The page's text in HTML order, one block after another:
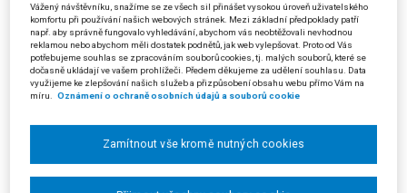
republiky tak postupovat nelze. Dále vytkla, že v napadeném rozhodnutí
není uveden údaj o hmotněprávním předpisu; proto je rozhodnutí
neplatné. Namítala také, že při kontrole účelovédotacenemohl finanční
úřad jako správce daně postupovat dle daňového řádu, což vyplývá z §
32 zák. č. 320/2001 Sb., o finanční kontrole. Rozhodnutí tak bylo vydáno
na základě důkazních prostředků získaných nezákonným způsobem. I
úřad v rozporu s jeho § 16 odst. 4 písm. f), neboť se ve zprávě o daňové
kontrole nevypořádal s námitkou a návrhem žalobkyně. Dalším důvodem
2 odst. 1, 3 a 9 daňového řádu: závěr o neoprávněnosti čerpání
Vážený návštěvníku, snažíme se ze všech sil přinášet vysokou úroveň uživatelského
komfortu při používání našich webových stránek. Mezi základní předpoklady patří
např. aby správně fungovalo vyhledávání, abychom vás neobtěžovali nevhodnou
reklamou nebo abychom měli dostatek podnětů, jak web vylepšovat. Proto od Vás
potřebujeme souhlas se zpracováním souborů cookies, tj. malých souborů, které se
dočasně ukládají ve vašem prohlížeči. Předem děkujeme za udělení souhlasu. Data
využijeme ke zlepšování našich služeb a přizpůsobení obsahu webu přímo Vám na
míru.
Oznámení o ochraně osobních údajů a souborů cookie
Zamítnout vše kromě nutných cookies